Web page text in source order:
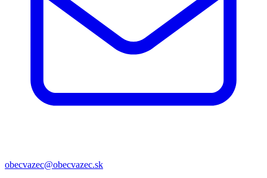
obecvazec@obecvazec.sk